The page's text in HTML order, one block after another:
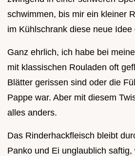
schwimmen, bis mir ein kleiner
im Kühlschrank diese neue
Ganz ehrlich, ich habe bei
mit klassischen Rouladen oft
Blätter gerissen sind oder die
Pappe war. Aber mit diesem
alles anders.
Das Rinderhackfleisch bleibt
Panko und Ei unglaublich saftig,